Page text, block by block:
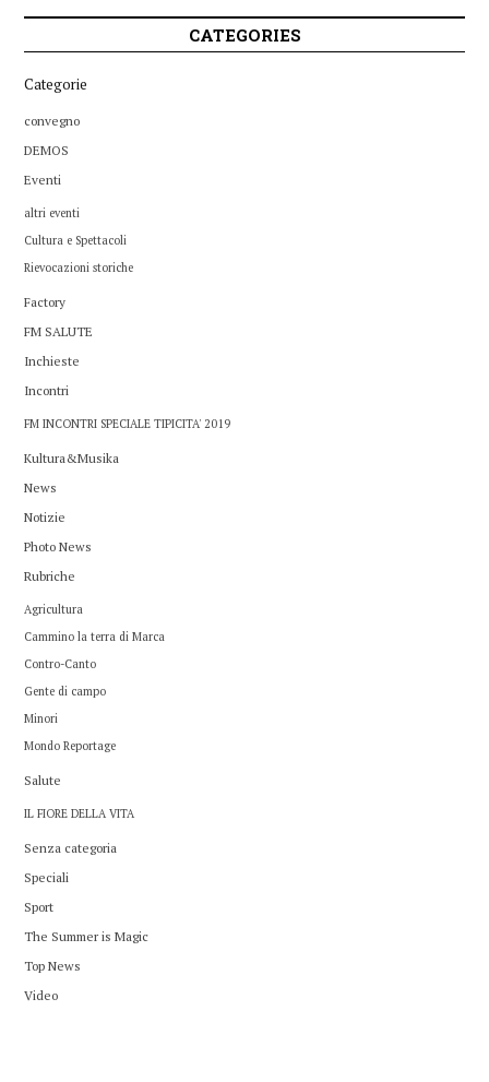
CATEGORIES
Categorie
convegno
DEMOS
Eventi
altri eventi
Cultura e Spettacoli
Rievocazioni storiche
Factory
FM SALUTE
Inchieste
Incontri
FM INCONTRI SPECIALE TIPICITA' 2019
Kultura&Musika
News
Notizie
Photo News
Rubriche
Agricultura
Cammino la terra di Marca
Contro-Canto
Gente di campo
Minori
Mondo Reportage
Salute
IL FIORE DELLA VITA
Senza categoria
Speciali
Sport
The Summer is Magic
Top News
Video